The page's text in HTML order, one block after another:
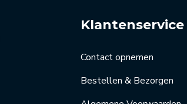
Klantenservice
Contact opnemen
Bestellen & Bezorgen